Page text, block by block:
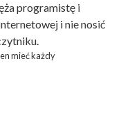
programistę i
i nie nosić
mieć każdy